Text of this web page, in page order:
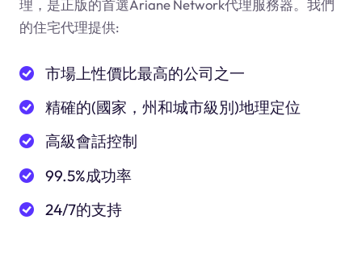
理，是正版的首選Ariane Network代理服務器。我們
的住宅代理提供:
市場上性價比最高的公司之一
精確的(國家，州和城市級別)地理定位
高級會話控制
99.5%成功率
24/7的支持